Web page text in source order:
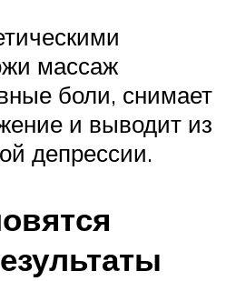
массаж
боли, снимает
и выводит из
депрессии.